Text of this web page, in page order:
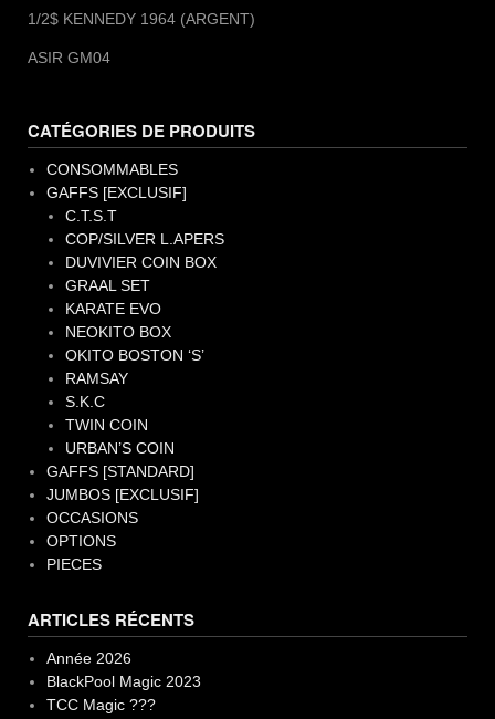
1/2$ KENNEDY 1964 (ARGENT)
ASIR GM04
CATÉGORIES DE PRODUITS
CONSOMMABLES
GAFFS [EXCLUSIF]
C.T.S.T
COP/SILVER L.APERS
DUVIVIER COIN BOX
GRAAL SET
KARATE EVO
NEOKITO BOX
OKITO BOSTON ‘S’
RAMSAY
S.K.C
TWIN COIN
URBAN’S COIN
GAFFS [STANDARD]
JUMBOS [EXCLUSIF]
OCCASIONS
OPTIONS
PIECES
ARTICLES RÉCENTS
Année 2026
BlackPool Magic 2023
TCC Magic ???